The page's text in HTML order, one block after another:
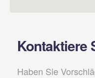
Kontaktiere
Haben Sie